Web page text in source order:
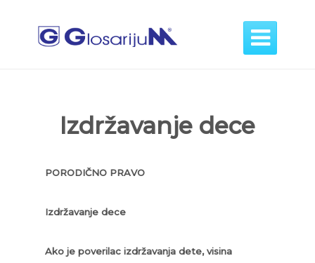

Izdržavanje dece
PORODIČNO PRAVO
Izdržavanje dece
Ako je poverilac izdržavanja dete, visina